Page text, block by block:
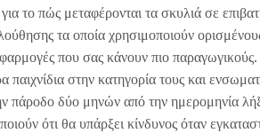
για το πώς μεταφέρονται τα σκυλιά σε
τα οποία χρησιμοποιούν
που σας κάνουν πιο
παιχνίδια στην κατηγορία τους και
πάροδο δύο μηνών από την ημερομηνία
ότι θα υπάρξει κίνδυνος όταν